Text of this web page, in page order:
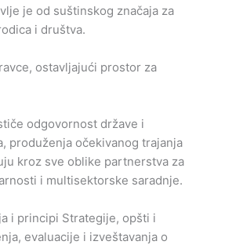
je od suštinskog značaja za
i društva.
ostavljajući prostor za
odgovornost države i
produženja očekivanog trajanja
kroz sve oblike partnerstva za
i multisektorske saradnje.
i principi Strategije, opšti i
evaluacije i izveštavanja o